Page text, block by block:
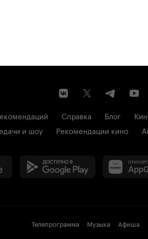
Справка Блог
и шоу Рекомендации кино
Телепрограмма Музыка Афиша